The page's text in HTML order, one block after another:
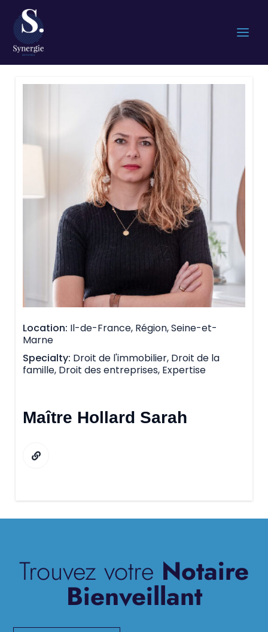
Location Il-de-France, Région, Seine-et-
Marne
Specialty Droit de l'immobilier, Droit de la
famille, Droit des entreprises, Expertise
Maître Hollard Sarah
Trouvez votre Notaire
Bienveillant